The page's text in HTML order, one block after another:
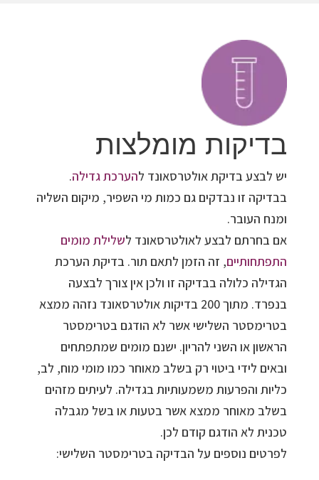
בדיקות מומלצות
יש לבצע בדיקת אולטרסאונד להערכת גדילה.
בבדיקה זו נבדקים גם כמות מי השפיר, מיקום השליה
ומנח העובר.
אם בחרתם לבצע לאולטרסאונד לשלילת מומים
התפתחותיים, זה הזמן לתאם תור. בדיקת הערכת
הגדילה כלולה בבדיקה זו ולכן אין צורך לבצעה
בנפרד. מתוך 200 בדיקות אולטרסאונד נזהה ממצא
בטרימסטר השלישי אשר לא הודגם בטרימסטר
הראשון או השני להריון. ישנם מומים שמתפתחים
ובאים לידי ביטוי רק בשלב מאוחר כמו מומי מוח, לב,
כליות והפרעות משמעותיות בגדילה. לעיתים מזהים
בשלב מאוחר ממצא אשר בטעות או בשל מגבלה
טכנית לא הודגם קודם לכן.
לפרטים נוספים על הבדיקה בטרימסטר השלישי: